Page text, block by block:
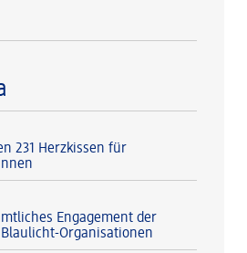
231 Herzkissen für
Engagement der
Organisationen